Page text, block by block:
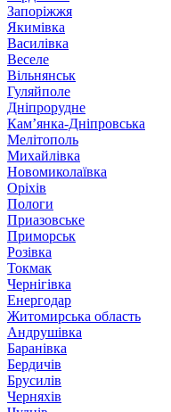
Запоріжжя
Якимівка
Василівка
Веселе
Вільнянськ
Гуляйполе
Дніпрорудне
Кам’янка-Дніпровська
Мелітополь
Михайлівка
Новомиколаївка
Оріхів
Пологи
Приазовське
Приморськ
Розівка
Токмак
Чернігівка
Енергодар
Житомирська область
Андрушівка
Баранівка
Бердичів
Брусилів
Черняхів